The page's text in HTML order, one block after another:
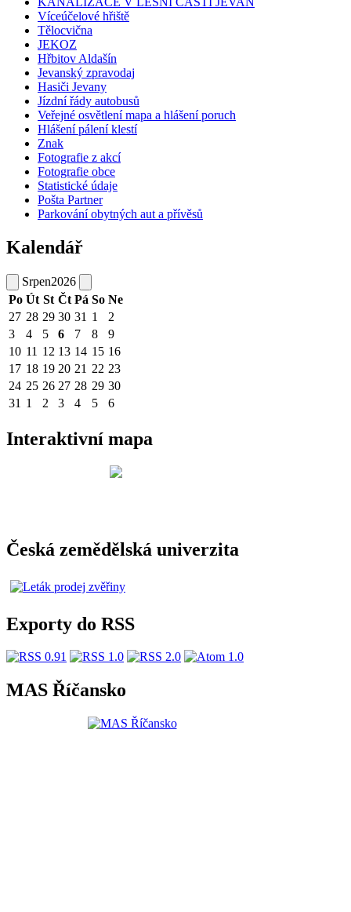
Víceúčelové hřiště
Tělocvična
JEKOZ
Hřbitov Aldašín
Jevanský zpravodaj
Hasiči Jevany
Jízdní řády autobusů
Veřejné osvětlení mapa a hlášení poruch
Hlášení pálení klestí
Znak
Fotografie z akcí
Fotografie obce
Statistické údaje
Pošta Partner
Parkování obytných aut a přívěsů
Kalendář
Srpen2026
Po Út St Čt Pá So Ne
27 28 29 30 31 1
2
3
4 5 6 7 8
9
10 11 12 13 14 15 16
17 18 19 20 21 22 23
24 25 26 27 28 29 30
31 1 2 3 4 5 6
Interaktivní mapa
Česká zemědělská univerzita
Exporty do RSS
MAS Říčansko